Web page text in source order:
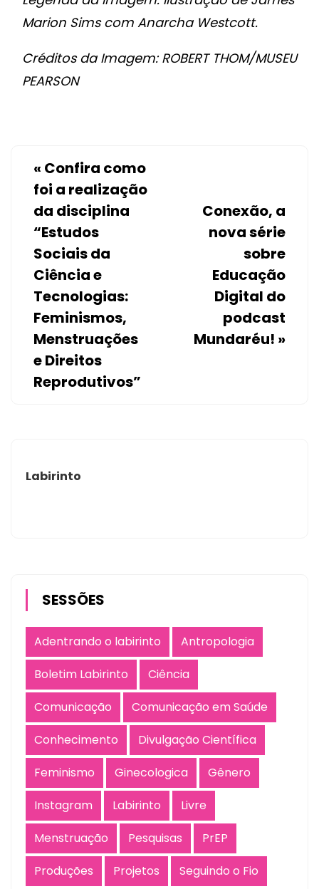
Marion Sims com Anarcha Westcott.
Créditos da Imagem: ROBERT THOM/MUSEU
PEARSON
« Confira como
foi a realização
da disciplina
“Estudos
Sociais da
Ciência e
Tecnologias:
Feminismos,
Menstruações
e Direitos
Reprodutivos”
Conexão, a
nova série
sobre
Educação
Digital do
podcast
Mundaréu! »
Labirinto
SESSÕES
Adentrando o labirinto
Antropologia
Boletim Labirinto
Ciência
Comunicação
Comunicação em Saúde
Conhecimento
Divulgação Científica
Feminismo
Ginecologica
Gênero
Instagram
Labirinto
Livre
Menstruação
Pesquisas
PrEP
Produções
Projetos Seguindo o Fio